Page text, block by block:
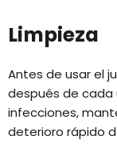
Limpieza
Antes de usar el
después de cada
infecciones,
deterioro rápido